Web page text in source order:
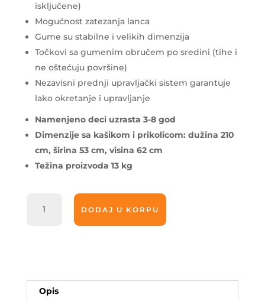
isključene)
Mogućnost zatezanja lanca
Gume su stabilne i velikih dimenzija
Točkovi sa gumenim obručem po sredini (tihe i
ne oštećuju površine)
Nezavisni prednji upravljački sistem garantuje
lako okretanje i upravljanje
Namenjeno deci uzrasta 3-8 god
Dimenzije sa kašikom i prikolicom: dužina 210
cm, širina 53 cm, visina 62 cm
Težina proizvoda 13 kg
Rolly
kašikom
811397
DODAJ U KORPU
Opis